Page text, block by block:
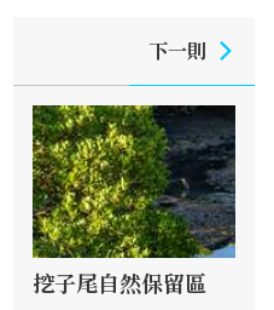
下一則
挖子尾自然保留區